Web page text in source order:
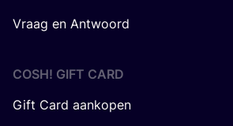
Vraag en Antwoord
COSH! GIFT CARD
Gift Card aankopen